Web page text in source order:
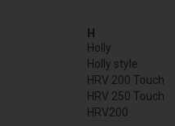
H
Holly
Holly style
HRV 200 Touch
HRV 250 Touch
HRV200